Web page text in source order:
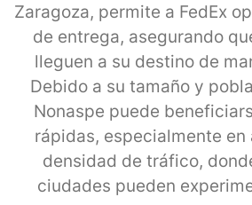
Zaragoza, permite a FedEx
de entrega, asegurando
lleguen a su destino de
Debido a su tamaño y
Nonaspe puede
rápidas, especialmente en
densidad de tráfico,
ciudades pueden